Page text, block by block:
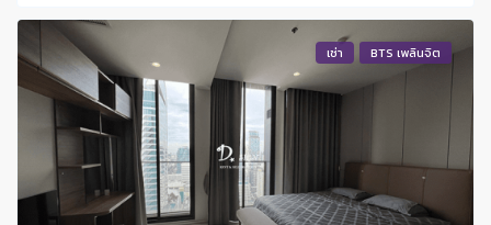
เช่า BTS เพลินจิต